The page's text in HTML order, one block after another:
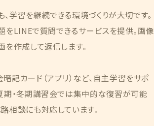
学習を継続できる環境づくりが大切です。
をLINEで質問できるサービスを提供。画像
を作成して返信します。
記カード（アプリ）など、自主学習をサポ
期・冬期講習会では集中的な復習が可能
相談にも対応しています。